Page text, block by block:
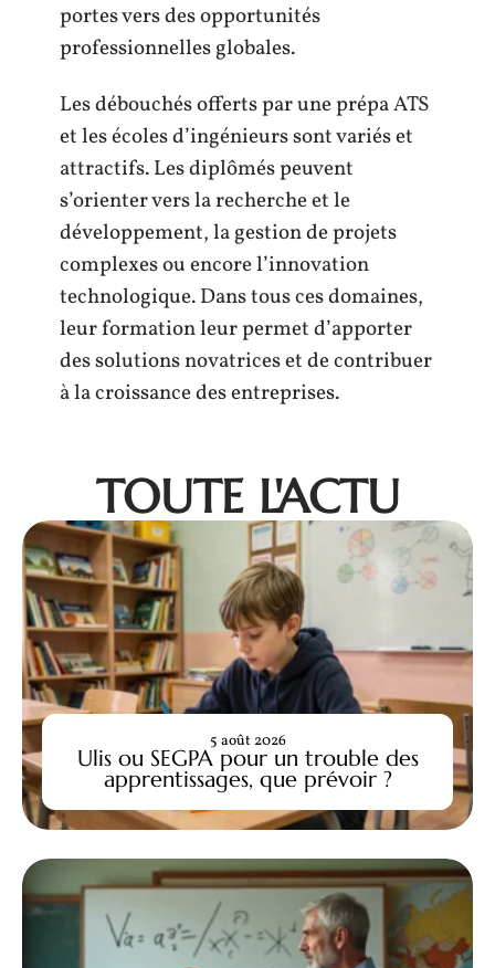
portes vers des opportunités
professionnelles globales.
Les débouchés offerts par une prépa ATS
et les écoles d’ingénieurs sont variés et
attractifs. Les diplômés peuvent
s’orienter vers la recherche et le
développement, la gestion de projets
complexes ou encore l’innovation
technologique. Dans tous ces domaines,
leur formation leur permet d’apporter
des solutions novatrices et de contribuer
à la croissance des entreprises.
TOUTE L'ACTU
Ulis ou SEGPA pour un trouble des
apprentissages, que prévoir ?
5 août 2026